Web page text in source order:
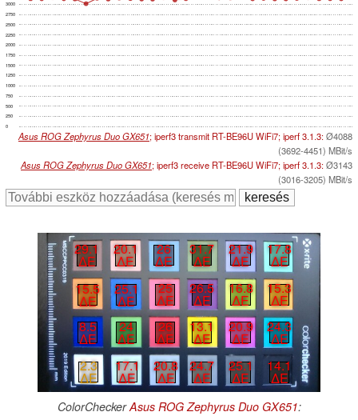
0
250
500
750
1000
1250
1500
1750
2000
2250
2500
2750
3000
Asus ROG Zephyrus Duo GX651; iperf3 transmit RT-BE96U WiFi7; iperf 3.1.3:Ø4088
(3692-4451) MBit/s
Asus ROG Zephyrus Duo GX651; iperf3 receive RT-BE96U WiFi7; iperf 3.1.3:Ø3143
(3016-3205) MBit/s
29.1
∆E
20.1
∆E
26
∆E
31.7
∆E
21.9
∆E
17.8
∆E
15.5
∆E
25.1
∆E
25
∆E
26.5
∆E
16.8
∆E
15.3
∆E
8.5
∆E
24
∆E
26
∆E
13.1
∆E
20.9
∆E
24.3
∆E
2.3
∆E
17.1
∆E
20.8
∆E
24.7
∆E
25.1
∆E
14.1
∆E
ColorCheckerAsus ROG Zephyrus Duo GX651: